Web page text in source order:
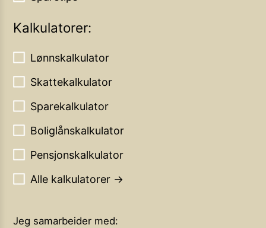
Kalkulatorer:
Lønnskalkulator
Skattekalkulator
Sparekalkulator
Boliglånskalkulator
Pensjonskalkulator
Alle kalkulatorer →
Jeg samarbeider med: